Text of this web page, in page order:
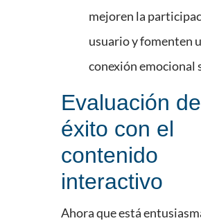
mejoren la
usuario y fomenten
conexión emocional
Evaluación
éxito con el
contenido
interactivo
Ahora que está